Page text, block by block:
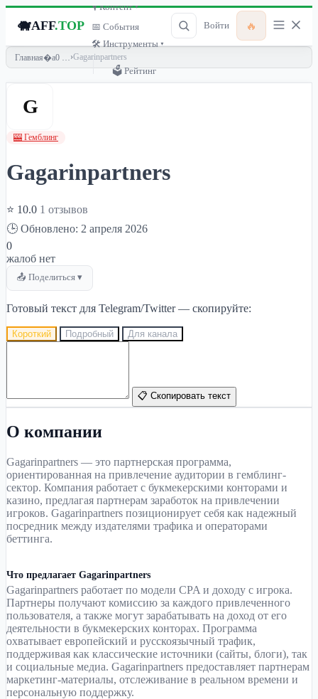
🐗AFF.TOP
🎙 Контент ▾
📅 События
🛠 Инструменты ▾
🗳 Рейтинг
Войти 🔥
Главная ›Gagarinpartners
G
🎰 Гемблинг
Gagarinpartners
⭐ 10.0 1 отзывов
🕒 Обновлено: 2 апреля 2026
0
жалоб нет
📤 Поделиться ▾
Готовый текст для Telegram/Twitter — скопируйте:
Короткий Подробный Для канала
📋 Скопировать текст
О компании
Gagarinpartners — это партнерская программа,
ориентированная на привлечение аудитории в гемблинг-
сектор. Компания работает с букмекерскими конторами и
казино, предлагая партнерам заработок на привлечении
игроков. Gagarinpartners позиционирует себя как надежный
посредник между издателями трафика и операторами
беттинга.
Что предлагает Gagarinpartners
Gagarinpartners работает по модели CPA и доходу с игрока.
Партнеры получают комиссию за каждого привлеченного
пользователя, а также могут зарабатывать на доход от его
деятельности в букмекерских конторах. Программа
охватывает европейский и русскоязычный трафик,
поддерживая как классические источники (сайты, блоги), так
и социальные медиа. Gagarinpartners предоставляет партнерам
маркетинг-материалы, отслеживание в реальном времени и
персональную поддержку.